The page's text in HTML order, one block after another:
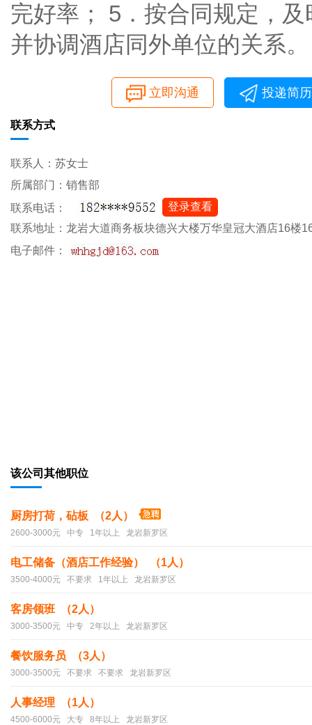
完好率； 5．按合同规定，
并协调酒店同外单位的关系。
立即沟通 投递简历
联系方式
联系人：苏女士
所属部门：销售部
联系电话：
登录查看
联系地址：龙岩大道商务板块德兴大楼万华皇冠大酒店16楼
电子邮件：
该公司其他职位
厨房打荷，砧板 （2人）
2600-3000元 中专 1年以上 龙岩新罗区
电工储备（酒店工作经验） （1人）
3500-4000元 不要求 1年以上 龙岩新罗区
客房领班 （2人）
3000-3500元 中专 2年以上 龙岩新罗区
餐饮服务员 （3人）
3000-3500元 不要求 不要求 龙岩新罗区
人事经理 （1人）
4500-6000元 大专 8年以上 龙岩新罗区